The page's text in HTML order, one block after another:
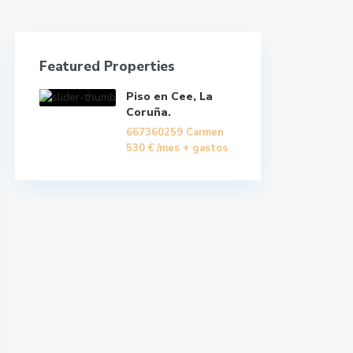
Featured Properties
Piso en Cee, La
Coruña.
667360259 Carmen
530 € /mes + gastos